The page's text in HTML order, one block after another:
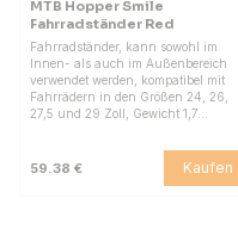
MTB Hopper Smile
Fahrradständer Red
Fahrradständer, kann sowohl im
Innen- als auch im Außenbereich
verwendet werden, kompatibel mit
Fahrrädern in den Größen 24, 26,
27,5 und 29 Zoll, Gewicht 1,7…
59.38 € Kaufen